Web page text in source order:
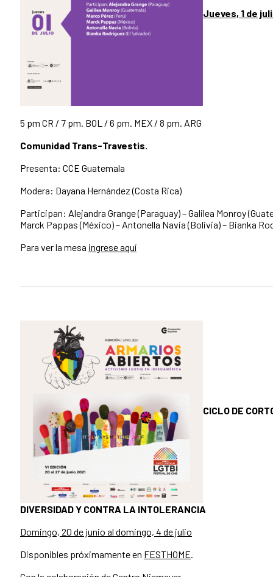
Jueves, 1 de
5 pm CR / 7 pm. BOL / 6 pm. MEX / 8 pm. ARG
Comunidad Trans-Travestis.
Presenta: CCE Guatemala
Modera: Dayana Hernández (Costa Rica)
Participan: Alejandra Grange (Paraguay) – Galilea Monroy
Marck Pappas (México) – Antonella Navia (Bolivia) – Bianka
Para ver la mesa ingrese aquí
CICLO DE
DIVERSIDAD Y CONTRA LA INTOLERANCIA
Domingo, 20 de junio al domingo, 4 de julio
Disponibles próximamente en FESTHOME